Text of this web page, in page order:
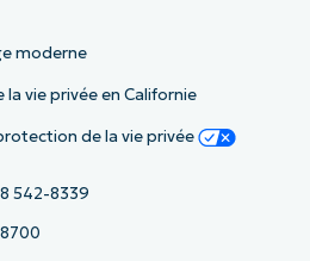
moderne
vie privée en Californie
de la vie privée
542-8339